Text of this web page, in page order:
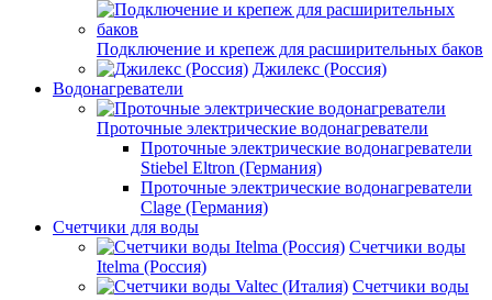
Подключение и крепеж для расширительных баков
Джилекс (Россия)
Водонагреватели
Проточные электрические водонагреватели
Проточные электрические водонагреватели
Stiebel Eltron (Германия)
Проточные электрические водонагреватели
Clage (Германия)
Счетчики для воды
Счетчики воды
Itelma (Россия)
Счетчики воды